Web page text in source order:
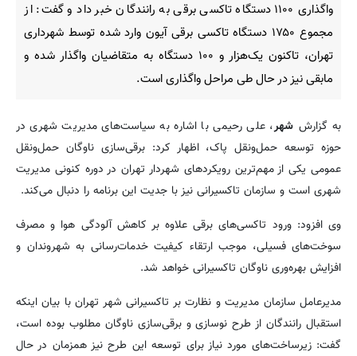
واگذاری ۱۱۰۰ دستگاه تاکسی برقی به رانندگان خبر داد و گفت: از
مجموع ۱۷۵۰ دستگاه تاکسی برقی آیون وارد شده توسط شهرداری
تهران، تاکنون یک‌هزار و ۱۰۰ دستگاه به متقاضیان واگذار شده و
مابقی نیز در حال طی مراحل واگذاری است.
به گزارش شهر، علی رحیمی با اشاره به سیاست‌های مدیریت شهری در
حوزه توسعه حمل‌ونقل پاک، اظهار کرد: برقی‌سازی ناوگان حمل‌ونقل
عمومی یکی از مهم‌ترین رویکردهای شهردار تهران در دوره کنونی مدیریت
شهری است و سازمان تاکسیرانی نیز با جدیت این برنامه را دنبال می‌کند.
وی افزود: ورود تاکسی‌های برقی علاوه بر کاهش آلودگی هوا و مصرف
سوخت‌های فسیلی، موجب ارتقاء کیفیت خدمات‌رسانی به شهروندان و
افزایش بهره‌وری ناوگان تاکسیرانی خواهد شد.
مدیرعامل سازمان مدیریت و نظارت بر تاکسیرانی شهر تهران با بیان اینکه
استقبال رانندگان از طرح نوسازی و برقی‌سازی ناوگان مطلوب بوده است،
گفت: زیرساخت‌های مورد نیاز برای توسعه این طرح نیز همزمان در حال